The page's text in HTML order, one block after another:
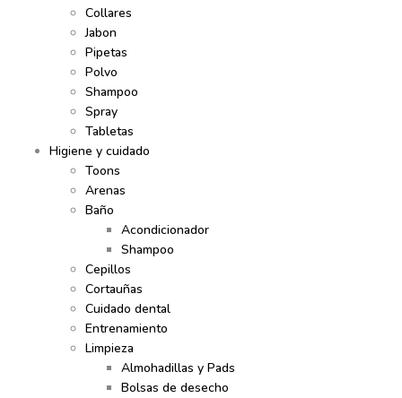
Collares
Jabon
Pipetas
Polvo
Shampoo
Spray
Tabletas
Higiene y cuidado
Toons
Arenas
Baño
Acondicionador
Shampoo
Cepillos
Cortauñas
Cuidado dental
Entrenamiento
Limpieza
Almohadillas y Pads
Bolsas de desecho